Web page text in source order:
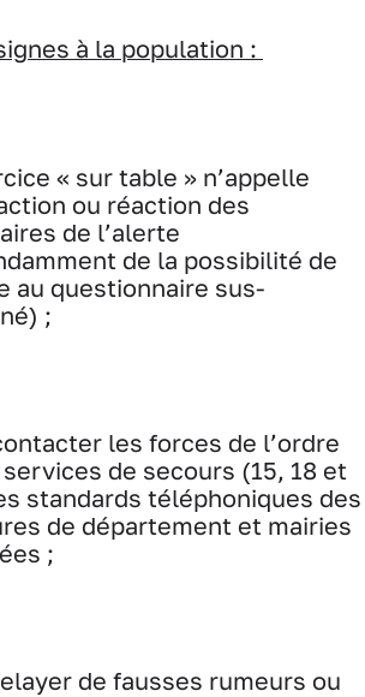
à la population :
« sur table » n’appelle
ou réaction des
de l’alerte
de la possibilité de
au questionnaire sus-
;
les forces de l’ordre
de secours (15, 18 et
standards téléphoniques des
de département et mairies
;
de fausses rumeurs ou